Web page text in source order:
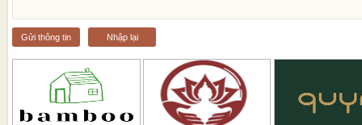
Gửi thông tin Nhập lại